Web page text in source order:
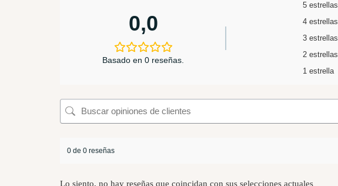
0,0
Basado en 0 reseñas.
5 estrellas
4 estrellas
3 estrellas
2 estrellas
1 estrella
0 de 0 reseñas
Lo siento, no hay reseñas que coincidan con sus selecciones actuales